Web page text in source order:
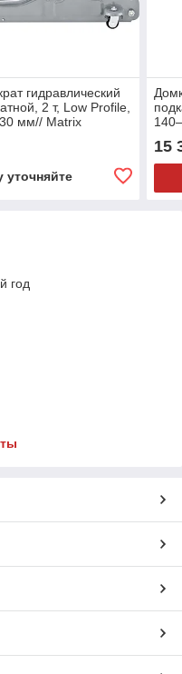
гидравлический
2 т, Low Profile,
мм// Matrix
уточняйте
15
год